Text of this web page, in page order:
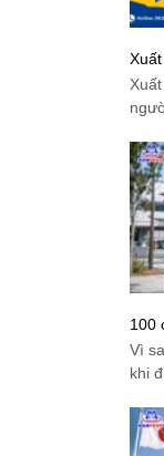
phí,
100
mới
Vì
khi